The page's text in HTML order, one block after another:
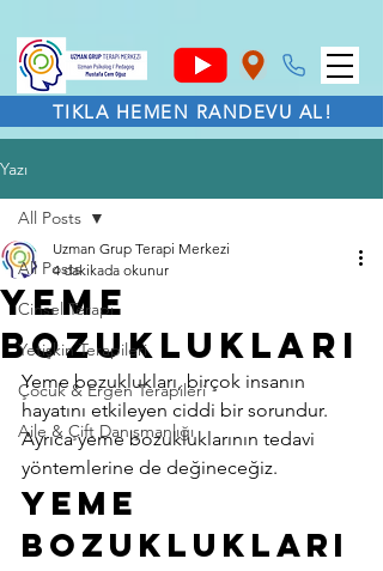
TIKLA HEMEN RANDEVU AL!
Yazı
All Posts
Cinsel Terapi
Yetişkin Terapileri
Çocuk & Ergen Terapileri
Aile & Çift Danışmanlığı
All Posts
Yeme
Bozuklukları
Uzman Grup Terapi Merkezi
4 dakikada okunur
Yeme bozuklukları, birçok insanın
hayatını etkileyen ciddi bir sorundur.
Ayrıca yeme bozukluklarının tedavi
yöntemlerine de değineceğiz.
Yeme
Bozuklukları